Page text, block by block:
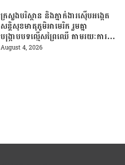
ក្រសួងបរិស្ថាន និងភ្នាក់ងារស៊ើបអង្កេត
សន្តិសុខមាតុភូមិអាមេរិក រួមគ្នា
បង្រ្កាបបទល្មើសព្រៃឈើ តាមរយៈការប្រើ
ប្រាស់បច្ចេកវិទ្យា
August 4, 2026